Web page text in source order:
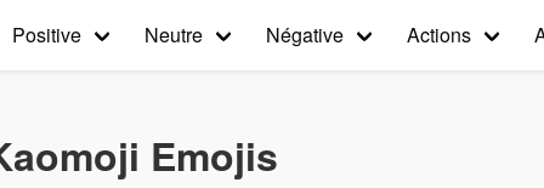
Positive Neutre Négative Actions
Emojis